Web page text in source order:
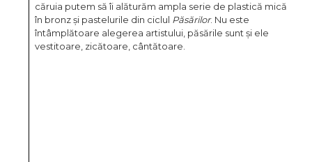
căruia putem să îi alăturăm ampla serie de plastică mică
în bronz și pastelurile din ciclul Păsărilor. Nu este
întâmplătoare alegerea artistului, păsările sunt și ele
vestitoare, zicătoare, cântătoare.